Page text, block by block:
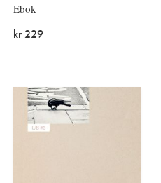
Ebok
kr 229